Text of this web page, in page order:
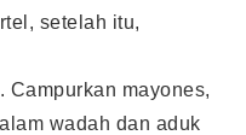
setelah itu,
Campurkan mayones,
wadah dan aduk